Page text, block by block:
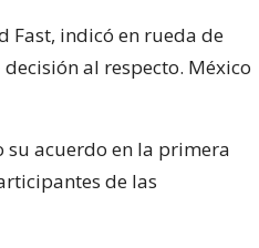
Fast, indicó en rueda de
al respecto. México
su acuerdo en la primera
de las